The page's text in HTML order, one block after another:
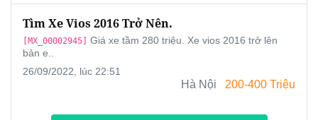
Tìm Xe Vios 2016 Trở Nên.
[MX_00002945] Giá xe tầm 280 triệu. Xe vios 2016 trở lên
bản e..
26/09/2022, lúc 22:51
Hà Nội 200-400 Triệu